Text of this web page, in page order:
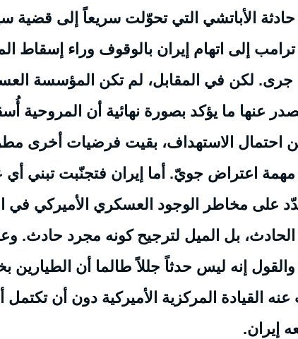
حادثة الأباتشي التي تحوّلت سريعاً إلى قضية
ترامب إلى اتهام إيران بالوقوف وراء إسقاط
لكن في المقابل، لم تكن المؤسسة
عنها ما يؤكد بصورة نهائية أن المروحية
احتمال الاستهداف، بقيت فرضيات أخرى
مهمة اعتراض جويّ. أما إيران فتجنّبت تبني
على مخاطر الوجود العسكري الأميركي في
بل الميل لترجيح كونه مجرد حادث.
إنه ليس حدثاً جللاً طالما أن الطيارين
عنه القيادة المركزية الأميركية دون أن
إيران.